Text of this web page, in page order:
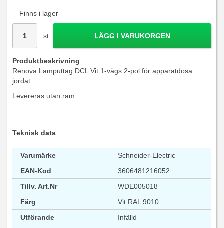
Finns i lager
st. LÄGG I VARUKORGEN
Produktbeskrivning
Renova Lamputtag DCL Vit 1-vägs 2-pol för apparatdosa
jordat
Levereras utan ram.
Teknisk data
Varumärke
Schneider-Electric
EAN-Kod
3606481216052
Tillv. Art.Nr
WDE005018
Färg
Vit RAL 9010
Utförande
Infälld